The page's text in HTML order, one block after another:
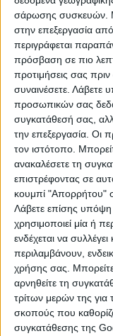
σάρωσης συσκευών.
στην επεξεργασία
περιγράφεται
πρόσβαση σε πιο
προτιμήσεις σας πριν
συναινέσετε. Λάβετε
προσωπικών σας
συγκατάθεσή σας,
την επεξεργασία. Οι
τον ιστότοπο.
ανακαλέσετε τη
επιστρέφοντας σε
κουμπί "Απορρήτου"
Λάβετε επίσης υπόψη
χρησιμοποιεί μία ή
ενδέχεται να
περιλαμβάνουν,
χρήσης σας.
αρνηθείτε τη
τρίτων μερών της
σκοπούς που
συγκατάθεσης της
σοκολάτα), τα
Προανάκριση
διενεργεί το